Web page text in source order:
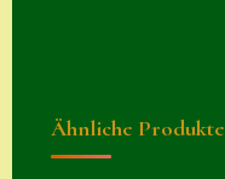
Ähnliche Produkte